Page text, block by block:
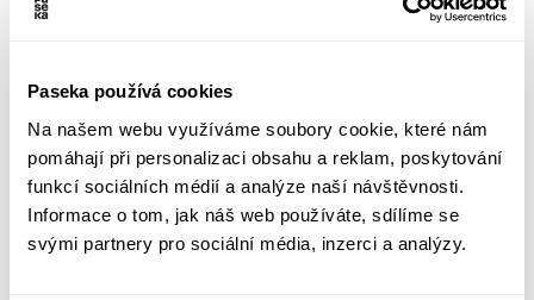
Paseka používá cookies
Na našem webu využíváme soubory cookie, které nám
pomáhají při personalizaci obsahu a reklam, poskytování
funkcí sociálních médií a analýze naší návštěvnosti.
Informace o tom, jak náš web používáte, sdílíme se
svými partnery pro sociální média, inzerci a analýzy.
přístavy, plavební komory a zajímavosti
zábavu a oddech Pražanů v podobě plováren,
výletních plaveb, sportovních přístavů a
rybaření.
První díl zahrnuje Modřany, Braník, Podolí,
Vyšehrad s Podskalím, smíchovský vorový